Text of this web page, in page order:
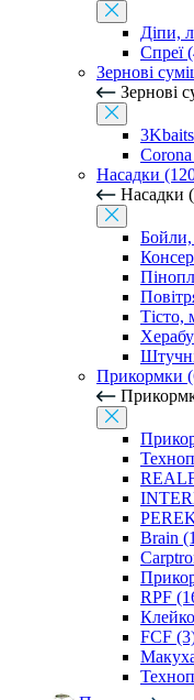
Діпи,
Спреї
Зернові
Зернові
Насадки
Насадки
Бойли,
Тісто,
Прикормки
Brain
RPF
FCF